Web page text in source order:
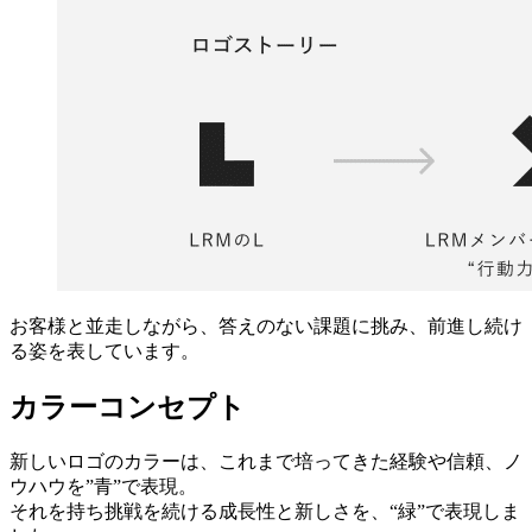
お客様と並走しながら、答えのない課題に挑み、前進し続け
る姿を表しています。
カラーコンセプト
新しいロゴのカラーは、これまで培ってきた経験や信頼、ノ
ウハウを”青”で表現。
それを持ち挑戦を続ける成長性と新しさを、“緑”で表現しま